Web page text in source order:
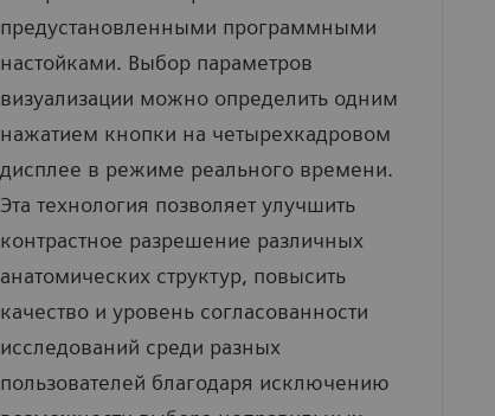
предустановленными программными
настойками. Выбор параметров
визуализации можно определить одним
нажатием кнопки на четырехкадровом
дисплее в режиме реального времени.
Эта технология позволяет улучшить
контрастное разрешение различных
анатомических структур, повысить
качество и уровень согласованности
исследований среди разных
пользователей благодаря исключению